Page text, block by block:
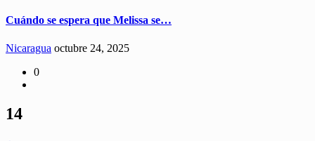
Cuándo se espera que Melissa se…
Nicaragua octubre 24, 2025
0
14